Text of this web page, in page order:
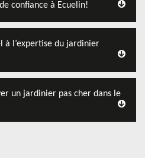
confiance à Ecuelin!
à l’expertise du jardinier
un jardinier pas cher dans le